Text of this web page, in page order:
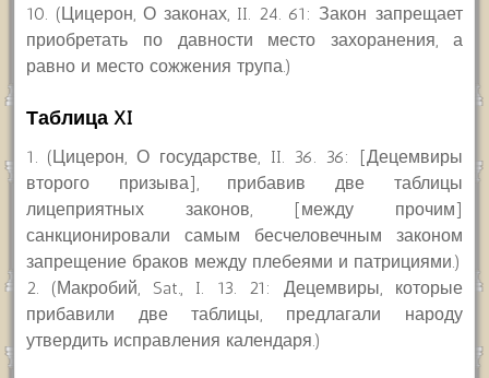
10. (Цицерон, О законах, II. 24. 61: Закон запрещает
приобретать по давности место захоранения, а
равно и место сожжения трупа.)
Таблица XI
1. (Цицерон, О государстве, II. 36. 36: [Децемвиры
второго призыва], прибавив две таблицы
лицеприятных законов, [между прочим]
санкционировали самым бесчеловечным законом
запрещение браков между плебеями и патрициями.)
2. (Макробий, Sat., I. 13. 21: Децемвиры, которые
прибавили две таблицы, предлагали народу
утвердить исправления календаря.)